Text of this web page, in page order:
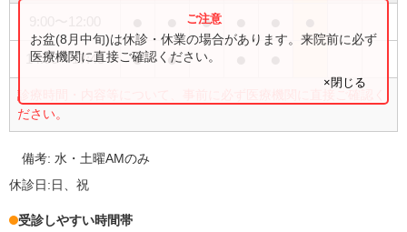
●
14:00〜17:45 ● ●
診療時間・内容等について、事前に必ず医療機関に直接ご確認く
ださい。
お盆(8月中旬)は休診・休業の場合があります。来院前に必ず
医療機関に直接ご確認ください。
×閉じる
備考:水・土曜AMのみ
休診日:日、祝
受診しやすい時間帯